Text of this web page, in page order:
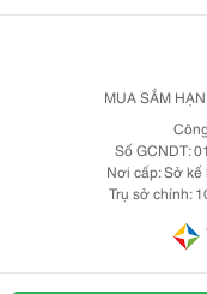
MUA SẮM
Số GCNDT:
Nơi cấp: Sở
Trụ sở chính: